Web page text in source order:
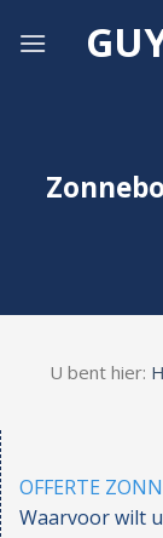
U bent hier:
OFFERTE
Waarvoor wilt